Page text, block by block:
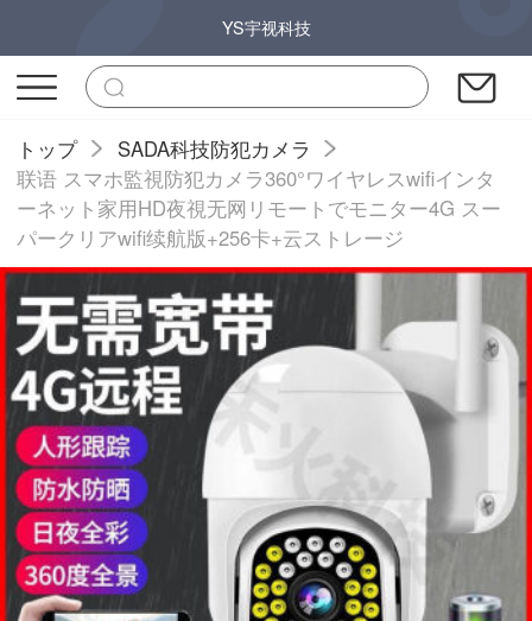
YS宇视科技
トップ
SADA科技防犯カメラ
联语 スマホ監視防犯カメラ360°ワイヤレスwifiインタ
ーネット家用HD夜視无网リモートでモニター4G スー
パークリアwifi续航版+256卡+云ストレージ